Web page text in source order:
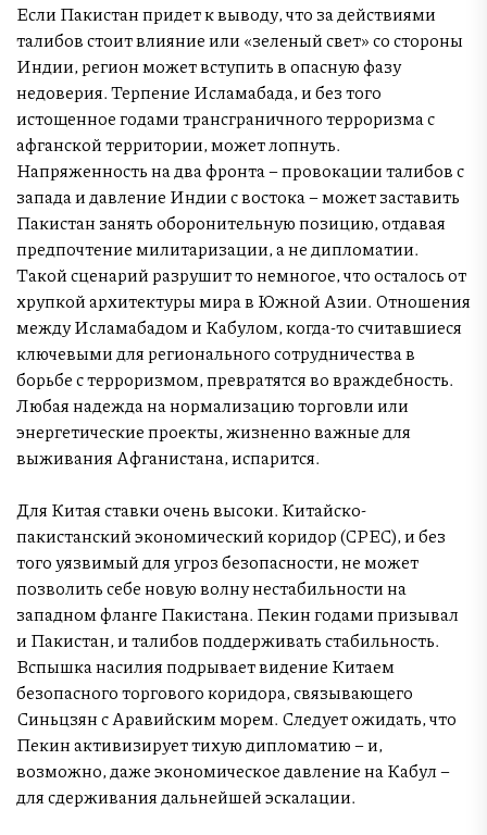
Если Пакистан придет к выводу, что за действиями
талибов стоит влияние или «зеленый свет» со стороны
Индии, регион может вступить в опасную фазу
недоверия. Терпение Исламабада, и без того
истощенное годами трансграничного терроризма с
афганской территории, может лопнуть.
Напряженность на два фронта – провокации талибов с
запада и давление Индии с востока – может заставить
Пакистан занять оборонительную позицию, отдавая
предпочтение милитаризации, а не дипломатии.
Такой сценарий разрушит то немногое, что осталось от
хрупкой архитектуры мира в Южной Азии. Отношения
между Исламабадом и Кабулом, когда-то считавшиеся
ключевыми для регионального сотрудничества в
борьбе с терроризмом, превратятся во враждебность.
Любая надежда на нормализацию торговли или
энергетические проекты, жизненно важные для
выживания Афганистана, испарится.
Для Китая ставки очень высоки. Китайско-
пакистанский экономический коридор (CPEC), и без
того уязвимый для угроз безопасности, не может
позволить себе новую волну нестабильности на
западном фланге Пакистана. Пекин годами призывал
и Пакистан, и талибов поддерживать стабильность.
Вспышка насилия подрывает видение Китаем
безопасного торгового коридора, связывающего
Синьцзян с Аравийским морем. Следует ожидать, что
Пекин активизирует тихую дипломатию – и,
возможно, даже экономическое давление на Кабул –
для сдерживания дальнейшей эскалации.